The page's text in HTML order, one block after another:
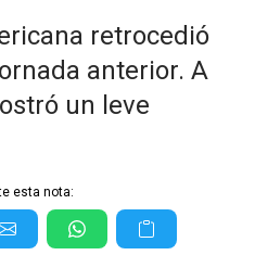
retrocedió
anterior. A
un leve
esta nota: